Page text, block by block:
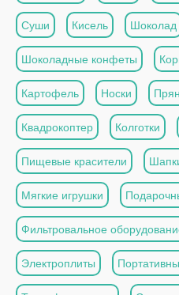
Суши Кисель Шоколад
Шоколадные конфеты
Картофель Носки
Квадрокоптер Колготки
Пищевые красители
Мягкие игрушки
Фильтровальное
Электроплиты